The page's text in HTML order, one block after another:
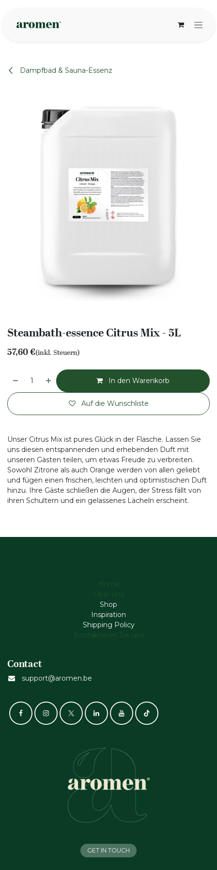
Dampfbad & Sauna-Essenz
Steambath-essence Citrus Mix - 5L
57,60€(inkl. Steuern)
In den Warenkorb
Auf die Wunschliste
Unser Citrus Mix ist pures Glück in der Flasche. Lassen Sie
uns diesen entspannenden und erhebenden Duft mit
unseren Gästen teilen, um etwas Freude zu verbreiten.
Sowohl Zitrone als auch Orange werden von allen geliebt
und fügen einen frischen, leichten und optimistischen Duft
hinzu. Ihre Gäste schließen die Augen, der Stress fällt von
ihren Schultern und ein gelassenes Lächeln erscheint.
Home
Über uns
Shop
Inspiration
Shipping Policy
Kontaktieren Sie uns
Contact
support@aromen.be
GET IN TOUCH